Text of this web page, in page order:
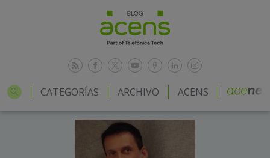
CATEGORÍAS ARCHIVO ACENS